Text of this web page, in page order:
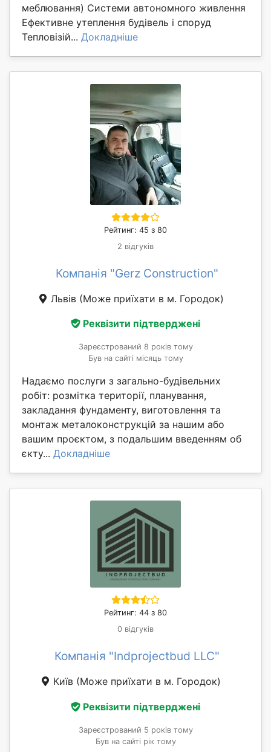
меблювання) Системи автономного живлення
Ефективне утеплення будівель і споруд
Тепловізій... Докладніше
Рейтинг: 45 з 80
2 відгуків
Компанія "Gerz Construction"
Львів (Може приїхати в м. Городок)
Реквізити підтверджені
Зареєстрований 8 років тому
Був на сайті місяць тому
Надаємо послуги з загально-будівельних
робіт: розмітка території, планування,
закладання фундаменту, виготовлення та
монтаж металоконструкцій за нашим або
вашим проєктом, з подальшим введенням об
єкту... Докладніше
Рейтинг: 44 з 80
0 відгуків
Компанія "Indprojectbud LLC"
Київ (Може приїхати в м. Городок)
Реквізити підтверджені
Зареєстрований 5 років тому
Був на сайті рік тому